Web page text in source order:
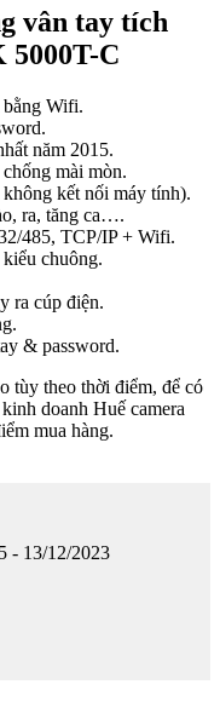
vân tay tích
C
bằng Wifi.
năm 2015.
mài mòn.
kết nối máy tính).
ra, tăng ca….
485, TCP/IP + Wifi.
chuông.
ra cúp điện.
& password.
tùy theo thời điểm, để có
doanh Huế camera
mua hàng.
- 13/12/2023